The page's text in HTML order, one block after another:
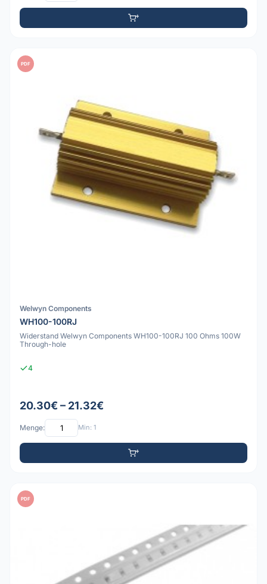
PDF
Welwyn Components
WH100-100RJ
Widerstand Welwyn Components WH100-100RJ 100 Ohms 100W
Through-hole
4
20.30€ – 21.32€
Menge: Min: 1
PDF